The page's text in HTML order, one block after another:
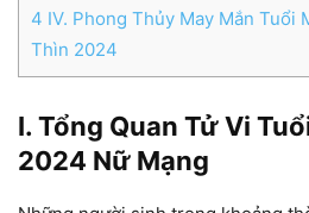
4 IV. Phong Thủy May Mắn Tuổi
Thìn 2024
I. Tổng Quan Tử Vi
2024 Nữ Mạng